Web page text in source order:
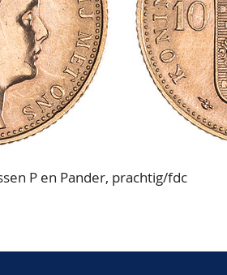
P en Pander, prachtig/fdc